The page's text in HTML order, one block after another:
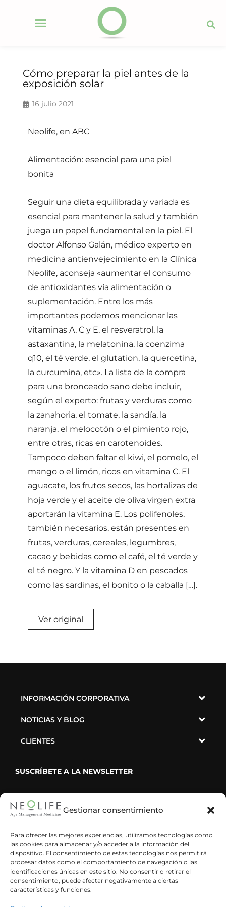
Gestionar consentimiento
Para ofrecer las mejores experiencias, utilizamos tecnologías como
las cookies para almacenar y/o acceder a la información del
dispositivo. El consentimiento de estas tecnologías nos permitirá
procesar datos como el comportamiento de navegación o las
identificaciones únicas en este sitio. No consentir o retirar el
consentimiento, puede afectar negativamente a ciertas
características y funciones.
Cómo preparar la piel antes de la
exposición solar
16 julio 2021
Neolife, en ABC
Alimentación: esencial para una piel
bonita
Seguir una dieta equilibrada y variada es
esencial para mantener la salud y también
juega un papel fundamental en la piel. El
doctor Alfonso Galán, médico experto en
medicina antienvejecimiento en la Clínica
Neolife, aconseja «aumentar el consumo
de antioxidantes vía alimentación o
suplementación. Entre los más
importantes podemos mencionar las
vitaminas A, C y E, el resveratrol, la
astaxantina, la melatonina, la coenzima
q10, el té verde, el glutation, la quercetina,
la curcumina, etc». La lista de la compra
para una bronceado sano debe incluir,
según el experto: frutas y verduras como
la zanahoria, el tomate, la sandía, la
naranja, el melocotón o el pimiento rojo,
entre otras, ricas en carotenoides.
Tampoco deben faltar el kiwi, el pomelo, el
mango o el limón, ricos en vitamina C. El
aguacate, los frutos secos, las hortalizas de
hoja verde y el aceite de oliva virgen extra
aportarán la vitamina E. Los polifenoles,
también necesarios, están presentes en
frutas, verduras, cereales, legumbres,
cacao y bebidas como el café, el té verde y
el té negro. Y la vitamina D en pescados
como las sardinas, el bonito o la caballa […].
Ver original
INFORMACIÓN CORPORATIVA
NOTICIAS Y BLOG
CLIENTES
SUSCRÍBETE A LA NEWSLETTER